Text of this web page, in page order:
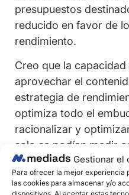
Gestionar el
Para ofrecer la mejor experiencia
las cookies para almacenar y/o
dispositivos. Al aceptar estas
presupuestos
reducido en favor de
rendimiento.
Creo que la
aprovechar el
estrategia de
optimiza todo el
racionalizar y
solo se podían medir
vagos e
Sí, los presupuestos